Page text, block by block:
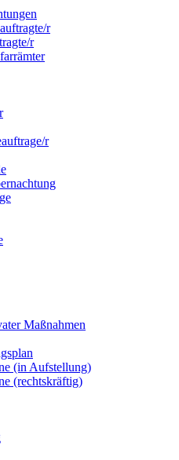
r
r
r
Maßnahmen
(in Aufstellung)
(rechtskräftig)